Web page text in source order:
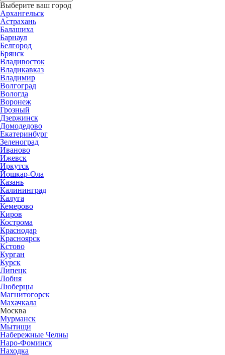
Выберите ваш город
Архангельск
Астрахань
Балашиха
Барнаул
Белгород
Брянск
Владивосток
Владикавказ
Владимир
Волгоград
Вологда
Воронеж
Грозный
Дзержинск
Домодедово
Екатеринбург
Зеленоград
Иваново
Ижевск
Иркутск
Йошкар-Ола
Казань
Калининград
Калуга
Кемерово
Киров
Кострома
Краснодар
Красноярск
Кстово
Курган
Курск
Липецк
Лобня
Люберцы
Магнитогорск
Махачкала
Москва
Мурманск
Мытищи
Набережные Челны
Наро-Фоминск
Находка